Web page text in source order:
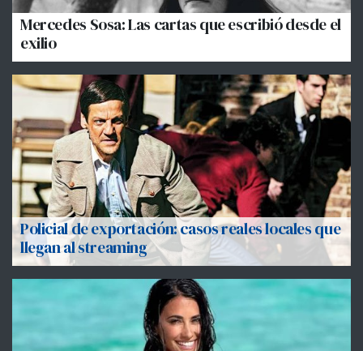
Policial de exportación: casos reales locales que
llegan al streaming
Mercedes Sosa: Las cartas que escribió desde el
exilio